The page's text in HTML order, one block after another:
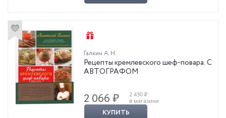
Галкин А. Н.
Рецепты кремлевского шеф-повара. С
АВТОГРАФОМ
2 066 ₽
2 430 ₽
в магазине
КУПИТЬ